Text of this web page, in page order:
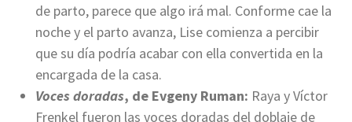
de parto, parece que algo irá mal. Conforme cae la
noche y el parto avanza, Lise comienza a percibir
que su día podría acabar con ella convertida en la
encargada de la casa.
Voces doradas, de Evgeny Ruman: Raya y Víctor
Frenkel fueron las voces doradas del doblaje de